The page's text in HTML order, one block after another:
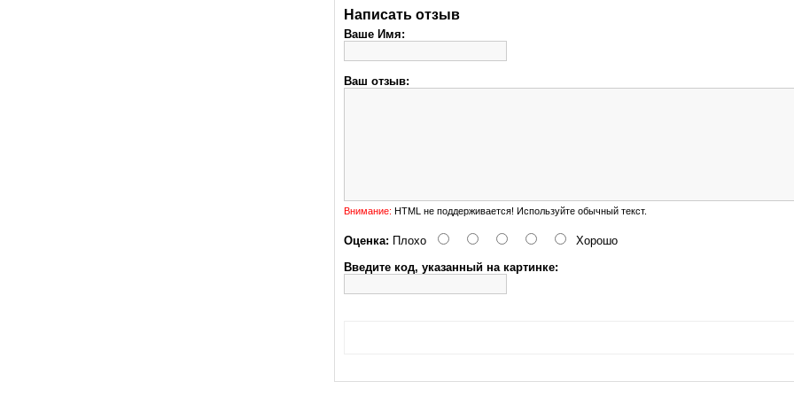
Написать отзыв
Ваше Имя:
Ваш отзыв:
Внимание: HTML не поддерживается! Используйте обычный текст.
Оценка: Плохо
Хорошо
Введите код, указанный на картинке: